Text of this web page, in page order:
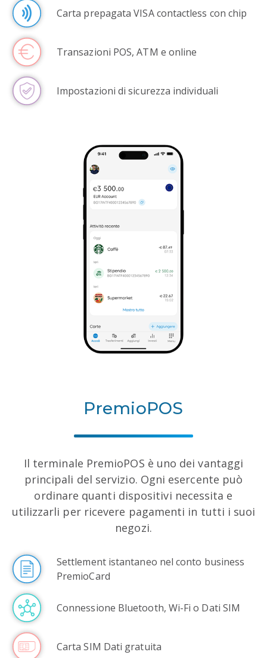
Carta prepagata VISA contactless con chip
Тransazioni POS, ATM e online
Impostazioni di sicurezza individuali
PremioPOS
Il terminale PremioPOS è uno dei vantaggi
principali del servizio. Ogni esercente può
ordinare quanti dispositivi necessita e
utilizzarli per ricevere pagamenti in tutti i suoi
negozi.
Settlement istantaneo nel conto business
PremioCard
Connessione Bluetooth, Wi-Fi o Dati SIM
Carta SIM Dati gratuita